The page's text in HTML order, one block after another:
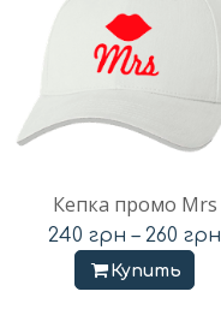
Кепка промо Mrs
240 грн – 260 грн
Купить